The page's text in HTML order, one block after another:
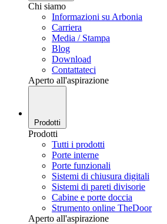
Chi siamo
Informazioni su Arbonia
Carriera
Media / Stampa
Blog
Download
Contattateci
Aperto all'aspirazione
Prodotti
Prodotti
Tutti i prodotti
Porte interne
Porte funzionali
Sistemi di chiusura digitali
Sistemi di pareti divisorie
Cabine e porte doccia
Strumento online TheDoor
Aperto all'aspirazione